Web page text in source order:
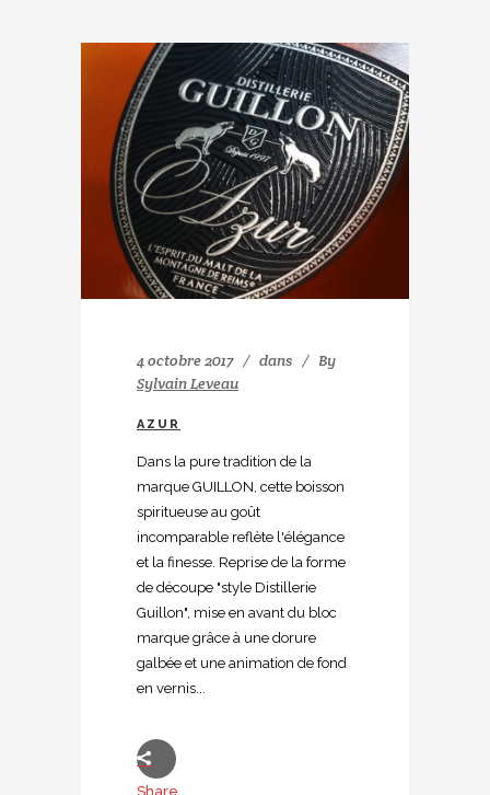
4 octobre 2017 dans
By
Sylvain Leveau
AZUR
Dans la pure tradition de la
marque GUILLON, cette boisson
spiritueuse au goût
incomparable reflète l'élégance
et la finesse. Reprise de la forme
de découpe "style Distillerie
Guillon", mise en avant du bloc
marque grâce à une dorure
galbée et une animation de fond
en vernis...
Share